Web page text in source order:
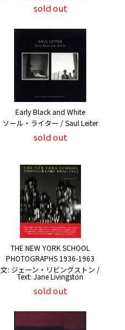
sold out
Early Black and White
ソール・ライター / Saul Leiter
sold out
THE NEW YORK SCHOOL
PHOTOGRAPHS 1936-1963
文: ジェーン・リビングストン /
Text: Jane Livingston
sold out